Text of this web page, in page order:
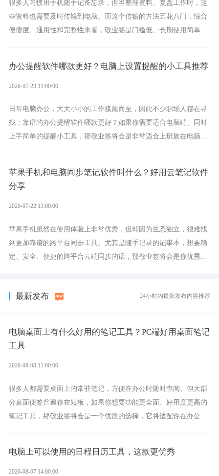
很多人习惯用手机随手记备忘录，但当整理资料、复盘工作时，这
些资料也需要及时传输到电脑。而这个传输的方法五花八门，综合
便捷度、通用性和完整性来看，敬业签是门槛低、长期使用简单的
办公提醒软件哪款更好？电脑上设置提醒的小工具推荐
2026-07-23 11:00:00
日常电脑办公，大大小小的工作接踵而至，因此不少职场人都在寻
找：靠谱的办公提醒软件哪款更好？如果你需要适合电脑端、同时
上手简单的提醒小工具，那敬业签将会是非常适合上班族在电脑上
苹果手机和电脑同步笔记软件叫什么？好用云笔记软件
分享
2026-07-22 13:00:00
苹果手机虽然在使用体验上非常优秀，但却因为生态独立，很难找
到更加靠谱的跨平台同步工具。尤其是随手记录的记事本，想要稳
定、安全、便捷的跨平台云端同步的话，那敬业签将会是你优秀的
最新发布 24小时内最新发布内容推荐
电脑桌面上有什么好用的笔记工具？PC端好用桌面笔记
工具
2026-08-08 11:00:00
很多人都需要桌面上的常驻笔记，方便在办公时随时查阅。但大部
分桌面便签普遍存在短板，如果你想要功能更全面、好用度更高的
笔记工具，那敬业签将会是一个优质的选择，它将适配你在办公、
电脑上可以使用的日程日历工具，这款更优秀
2026-08-07 14:00:00